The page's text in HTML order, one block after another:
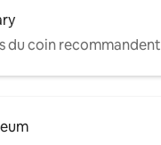
du coin recommandent